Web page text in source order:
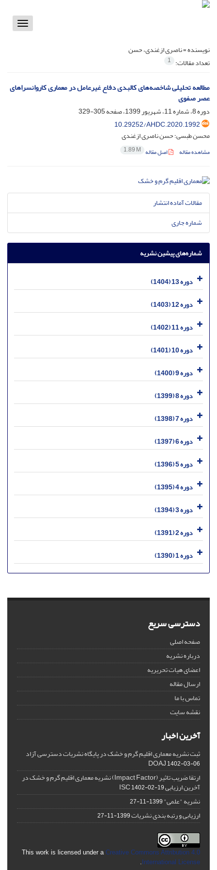
Toggle
نویسنده =ناصری ازغندی، حسن
تعداد مقالات: 1
مطالعه تحلیلی شاخصه‌های کالبدی دفاع غیرعامل در معماری کاروانسراهای
عصر صفوی
دوره 8، شماره 11، شهریور 1399، صفحه
305-329
10.29252/AHDC.2020.1992
محسن طبسی؛ حسن ناصری ازغندی
مشاهده مقاله اصل مقاله 1.89 M
مقالات آماده انتشار
شماره جاری
شماره‌های پیشین نشریه
دوره 13 (1404)
دوره 12 (1403)
دوره 11 (1402)
دوره 10 (1401)
دوره 9 (1400)
دوره 8 (1399)
دوره 7 (1398)
دوره 6 (1397)
دوره 5 (1396)
دوره 4 (1395)
دوره 3 (1394)
دوره 2 (1391)
دوره 1 (1390)
دسترسی سریع
صفحه اصلی
درباره نشریه
اعضای هیات تحریریه
ارسال مقاله
تماس با ما
نقشه سایت
آخرین اخبار
ثبت نشریه معماری اقلیم گرم و خشک در پایگاه نشریات دسترسی آزاد
DOAJ1402-03-06
ارتقا ضریب تاثیر (Impact Factor) نشریه معماری اقلیم گرم و خشک در
آخرین ارزیابی ISC1402-02-19
نشریه "علمی"1399-11-27
ارزیابی و رتبه بندی نشریات1399-11-27
This work is licensed under a Creative Commons Attribution 4.0
International License
.